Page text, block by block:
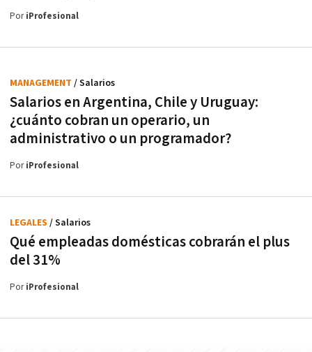
PoriProfesional
Salarios en Argentina, Chile y Uruguay:
¿cuánto cobran un operario, un
administrativo o un programador?
MANAGEMENT / Salarios
PoriProfesional
Qué empleadas domésticas cobrarán el plus
del 31%
LEGALES / Salarios
PoriProfesional